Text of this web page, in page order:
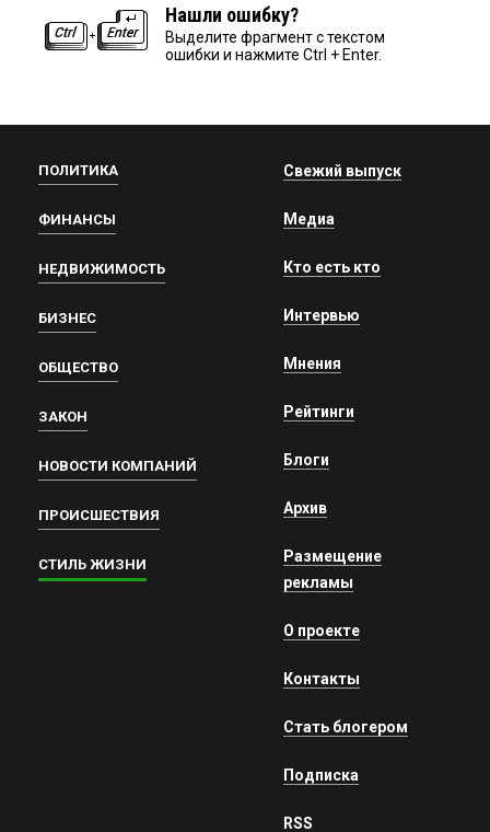
Нашли ошибку?
Выделите фрагмент с текстом
ошибки и нажмите Ctrl + Enter.
ПОЛИТИКА
ФИНАНСЫ
НЕДВИЖИМОСТЬ
БИЗНЕС
ОБЩЕСТВО
ЗАКОН
НОВОСТИ КОМПАНИЙ
ПРОИСШЕСТВИЯ
СТИЛЬ ЖИЗНИ
Свежий выпуск
Медиа
Кто есть кто
Интервью
Мнения
Рейтинги
Блоги
Архив
Размещение
рекламы
О проекте
Контакты
Стать блогером
Подписка
RSS